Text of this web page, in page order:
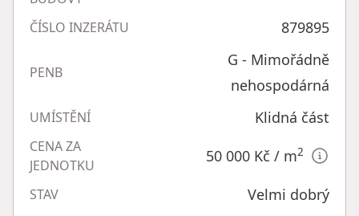
ČÍSLO INZERÁTU 879895
PENB
G - Mimořádně
nehospodárná
UMÍSTĚNÍ Klidná část
CENA ZA
JEDNOTKU
50 000 Kč / m2
STAV Velmi dobrý